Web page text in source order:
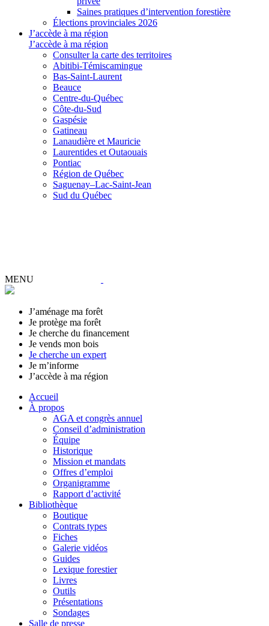
Saines pratiques d’intervention forestière
Élections provinciales 2026
J’accède à ma région
J’accède à ma région
Consulter la carte des territoires
Abitibi-Témiscamingue
Bas-Saint-Laurent
Beauce
Centre-du-Québec
Côte-du-Sud
Gaspésie
Gatineau
Lanaudière et Mauricie
Laurentides et Outaouais
Pontiac
Région de Québec
Saguenay–Lac-Saint-Jean
Sud du Québec
MENU
J’aménage ma forêt
Je protège ma forêt
Je cherche du financement
Je vends mon bois
Je cherche un expert
Je m’informe
J’accède à ma région
Accueil
À propos
AGA et congrès annuel
Conseil d’administration
Équipe
Historique
Mission et mandats
Offres d’emploi
Organigramme
Rapport d’activité
Bibliothèque
Boutique
Contrats types
Fiches
Galerie vidéos
Guides
Lexique forestier
Livres
Outils
Présentations
Sondages
Salle de presse